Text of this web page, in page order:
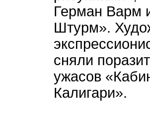
Герман Варм
Штурм».
сняли
ужасов
Калигари».